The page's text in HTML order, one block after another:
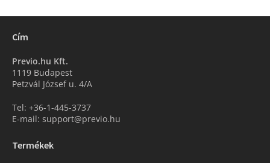
Cím
Previo.hu Kft.
1119 Budapest
Petzvál József u. 4/A
Tel: +36-1-445-3737
E-mail: support@previo.hu
Termékek